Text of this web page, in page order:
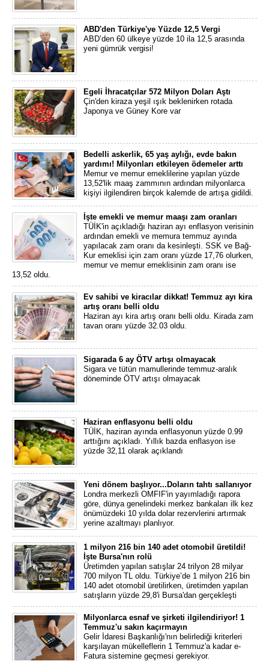
ABD'den Türkiye'ye Yüzde 12,5 Vergi
ABD’den 60 ülkeye yüzde 10 ila 12,5 arasında
yeni gümrük vergisi!
Egeli İhracatçılar 572 Milyon Doları Aştı
Çin'den kiraza yeşil ışık beklenirken rotada
Japonya ve Güney Kore var
Bedelli askerlik, 65 yaş aylığı, evde bakın
yardımı! Milyonları etkileyen ödemeler arttı
Memur ve memur emeklilerine yapılan yüzde
13,52'lik maaş zammının ardından milyonlarca
kişiyi ilgilendiren birçok kalemde de artışa gidildi.
İşte emekli ve memur maaşı zam oranları
TÜİK'in açıkladığı haziran ayı enflasyon verisinin
ardından emekli ve memura temmuz ayında
yapılacak zam oranı da kesinleşti. SSK ve Bağ-
Kur emeklisi için zam oranı yüzde 17,76 olurken,
memur ve memur emeklisinin zam oranı ise
13,52 oldu.
Ev sahibi ve kiracılar dikkat! Temmuz ayı kira
artış oranı belli oldu
Haziran ayı kira artış oranı belli oldu. Kirada zam
tavan oranı yüzde 32.03 oldu.
Sigarada 6 ay ÖTV artışı olmayacak
Sigara ve tütün mamullerinde temmuz-aralık
döneminde ÖTV artışı olmayacak
Haziran enflasyonu belli oldu
TÜİK, haziran ayında enflasyonun yüzde 0.99
arttığını açıkladı. Yıllık bazda enflasyon ise
yüzde 32,11 olarak açıklandı
Yeni dönem başlıyor...Doların tahtı sallanıyor
Londra merkezli OMFIF'in yayımladığı rapora
göre, dünya genelindeki merkez bankaları ilk kez
önümüzdeki 10 yılda dolar rezervlerini artırmak
yerine azaltmayı planlıyor.
1 milyon 216 bin 140 adet otomobil üretildi!
İşte Bursa'nın rolü
Üretimden yapılan satışlar 24 trilyon 28 milyar
700 milyon TL oldu. Türkiye’de 1 milyon 216 bin
140 adet otomobil üretilirken, üretimden yapılan
satışların yüzde 29,8'i Bursa'dan gerçekleşti
Milyonlarca esnaf ve şirketi ilgilendiriyor! 1
Temmuz'u sakın kaçırmayın
Gelir İdaresi Başkanlığı'nın belirlediği kriterleri
karşılayan mükelleflerin 1 Temmuz'a kadar e-
Fatura sistemine geçmesi gerekiyor.